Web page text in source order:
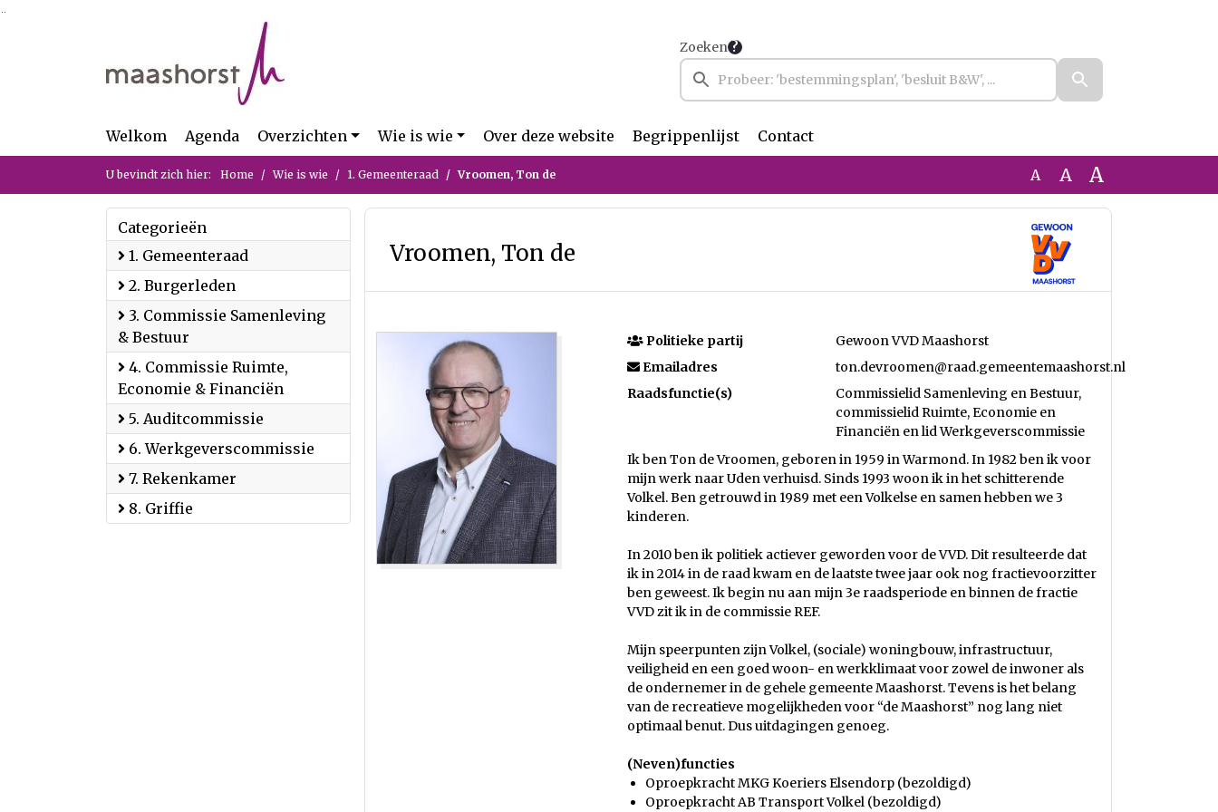
Zoeken
Welkom Agenda Overzichten Wie is wie Over deze website Begrippenlijst Contact
U bevindt zich hier: Home Wie is wie 1. Gemeenteraad Vroomen, Ton de A A A
Categorieën
1. Gemeenteraad
2. Burgerleden
3. Commissie Samenleving
& Bestuur
4. Commissie Ruimte,
Economie & Financiën
5. Auditcommissie
6. Werkgeverscommissie
7. Rekenkamer
8. Griffie
Vroomen, Ton de
Politieke partij
Gewoon VVD Maashorst
Emailadres
ton.devroomen@raad.gemeentemaashorst.nl
Raadsfunctie(s)
Commissielid Samenleving en Bestuur,
commissielid Ruimte, Economie en
Financiën en lid Werkgeverscommissie
Ik ben Ton de Vroomen, geboren in 1959 in Warmond. In 1982 ben ik voor
mijn werk naar Uden verhuisd. Sinds 1993 woon ik in het schitterende
Volkel. Ben getrouwd in 1989 met een Volkelse en samen hebben we 3
kinderen.
In 2010 ben ik politiek actiever geworden voor de VVD. Dit resulteerde dat
ik in 2014 in de raad kwam en de laatste twee jaar ook nog fractievoorzitter
ben geweest. Ik begin nu aan mijn 3e raadsperiode en binnen de fractie
VVD zit ik in de commissie REF.
Mijn speerpunten zijn Volkel, (sociale) woningbouw, infrastructuur,
veiligheid en een goed woon- en werkklimaat voor zowel de inwoner als
de ondernemer in de gehele gemeente Maashorst. Tevens is het belang
van de recreatieve mogelijkheden voor “de Maashorst” nog lang niet
optimaal benut. Dus uitdagingen genoeg.
(Neven)functies
Oproepkracht MKG Koeriers Elsendorp (bezoldigd)
Oproepkracht AB Transport Volkel (bezoldigd)